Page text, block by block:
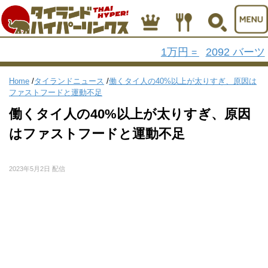
1万円 = 2092 バーツ
Home /タイランドニュース /働くタイ人の40%以上が太りすぎ、原因は
ファストフードと運動不足
働くタイ人の40%以上が太りすぎ、原因
はファストフードと運動不足
2023年5月2日 配信